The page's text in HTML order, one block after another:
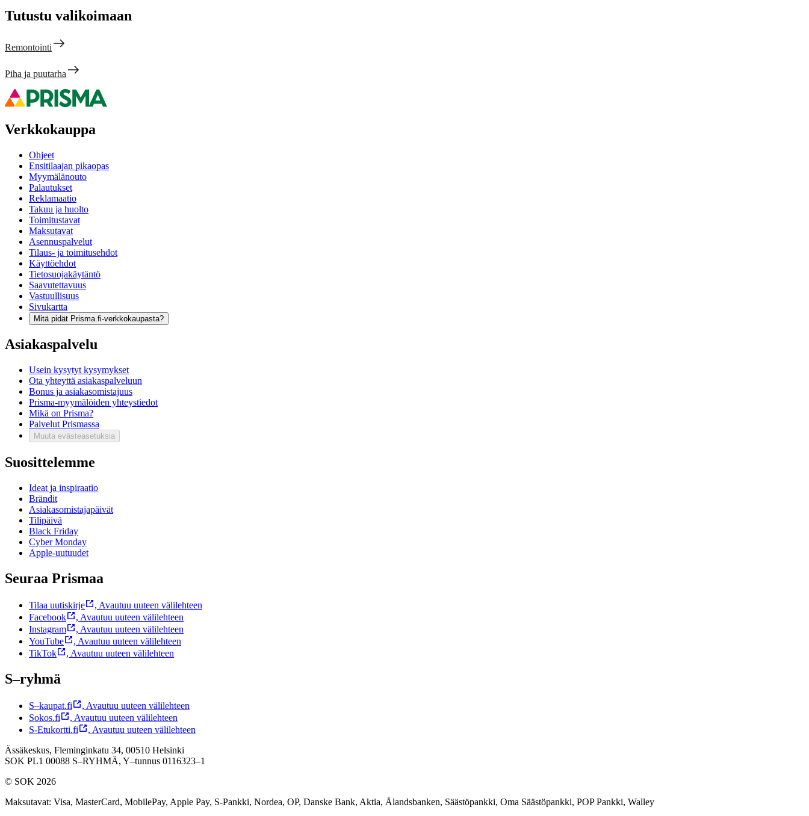
Tutustu valikoimaan
Remontointi
Piha ja puutarha
Verkkokauppa
Ohjeet
Ensitilaajan pikaopas
Myymälänouto
Palautukset
Reklamaatio
Takuu ja huolto
Toimitustavat
Maksutavat
Asennuspalvelut
Tilaus- ja toimitusehdot
Käyttöehdot
Tietosuojakäytäntö
Saavutettavuus
Vastuullisuus
Sivukartta
Mitä pidät Prisma.fi-verkkokaupasta?
Asiakaspalvelu
Usein kysytyt kysymykset
Ota yhteyttä asiakaspalveluun
Bonus ja asiakasomistajuus
Prisma-myymälöiden yhteystiedot
Mikä on Prisma?
Palvelut Prismassa
Muuta evästeasetuksia
Suosittelemme
Ideat ja inspiraatio
Brändit
Asiakasomistajapäivät
Tilipäivä
Black Friday
Cyber Monday
Apple-uutuudet
Seuraa Prismaa
Tilaa uutiskirje , Avautuu uuteen välilehteen
Facebook
, Avautuu uuteen välilehteen
Instagram
, Avautuu uuteen välilehteen
YouTube
, Avautuu uuteen välilehteen
TikTok
, Avautuu uuteen välilehteen
S–ryhmä
S–kaupat.fi , Avautuu uuteen välilehteen
Sokos.fi
, Avautuu uuteen välilehteen
S-Etukortti.fi
, Avautuu uuteen välilehteen
Ässäkeskus, Fleminginkatu 34, 00510 Helsinki
SOK PL1 00088 S–RYHMÄ, Y–tunnus 0116323–1
© SOK 2026
Maksutavat: Visa, MasterCard, MobilePay, Apple Pay, S-Pankki, Nordea, OP, Danske Bank, Aktia, Ålandsbanken, Säästöpankki, Oma Säästöpankki, POP Pankki, Walley